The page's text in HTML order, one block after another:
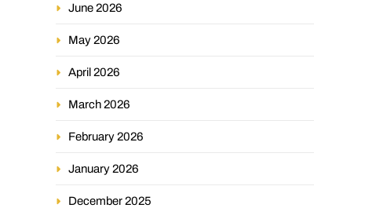
June 2026
May 2026
April 2026
March 2026
February 2026
January 2026
December 2025